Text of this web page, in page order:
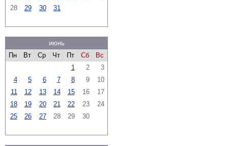
28
29 30 31
июнь
Пн
Вт Ср Чт Пт Сб
Вс
1
2
3
4
5 6 7 8 9
10
11
12 13 14 15 16
17
18
19 20 21 22 23
24
25
26 27 28 29 30